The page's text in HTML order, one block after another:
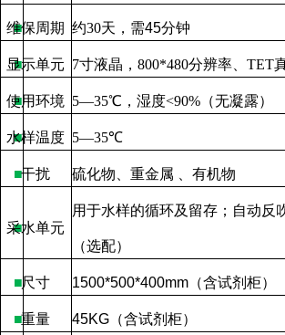
■
维保周期 约30天，需45分钟
■
显示单元 7寸液晶， 800*480分辨率、 TET
■
使用环境 5—35℃， 湿度<90% （无凝露）
■
水样温度 5—35℃
■干扰 硫化物、重金属 、有机物
■
采水单元
用于水样的循环及留存；自动反
（选配）
■尺寸 1500*500*400mm （含试剂柜）
■重量 45KG （含试剂柜）